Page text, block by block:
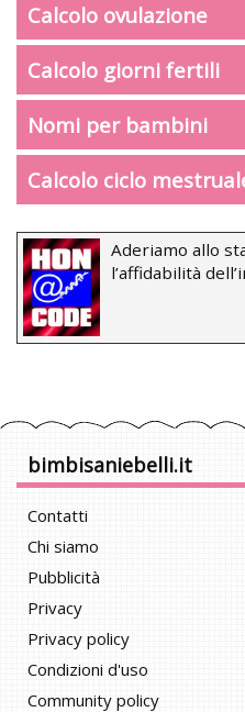
Calcolo ovulazione
Calcolo giorni fertili
Nomi per bambini
Calcolo ciclo
Aderiamo allo
l’affidabilità
bimbisaniebelli.it
Contatti
Chi siamo
Pubblicità
Privacy
Privacy policy
Condizioni d'uso
Community policy